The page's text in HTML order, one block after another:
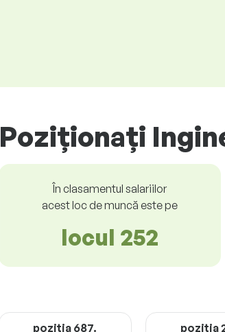
Poziționați
În clasamentul salariilor
acest loc de muncă este pe
locul 252
poziţia 687. poziţia